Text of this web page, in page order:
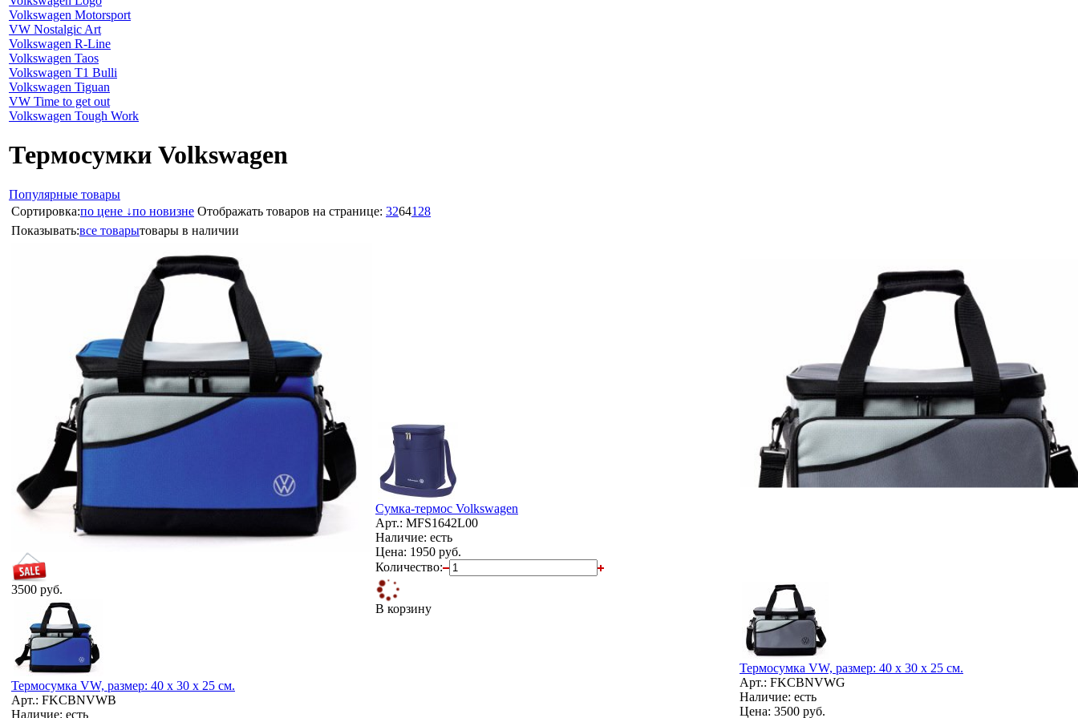
Volkswagen Motorsport
VW Nostalgic Art
Volkswagen R-Line
Volkswagen Taos
Volkswagen T1 Bulli
Volkswagen Tiguan
VW Time to get out
Volkswagen Tough Work
Термосумки Volkswagen
Популярные товары
Сортировка:по цене ↓по новизне Отображать товаров на странице: 3264128
Показывать:все товарытовары в наличии
3500 руб.
Термосумка VW, размер: 40 x 30 x 25 см.
Арт.: FKCBNVWB
Наличие: есть
Сумка-термос Volkswagen
Арт.: MFS1642L00
Наличие: есть
Цена: 1950 руб.
Количество:
В корзину
Термосумка VW, размер: 40 x 30 x 25 см.
Арт.: FKCBNVWG
Наличие: есть
Цена: 3500 руб.